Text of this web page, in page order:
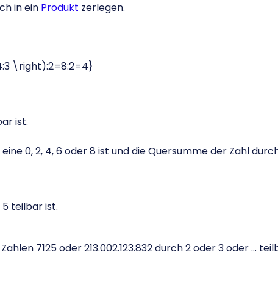
in ein Produkt zerlegen.
\right):2=8:2=4}
ist.
0, 2, 4, 6 oder 8 ist und die Quersumme der Zahl
5 teilbar ist.
7125 oder 213.002.123.832 durch 2 oder 3 oder …